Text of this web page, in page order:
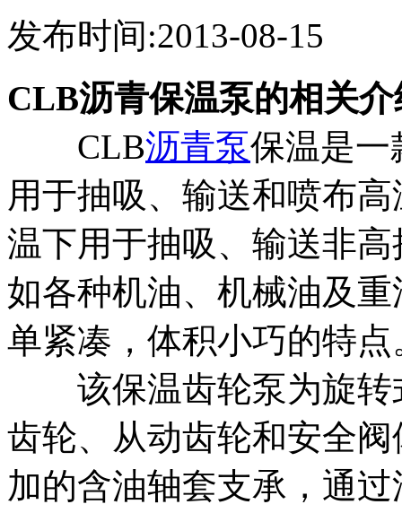
发布时间:2013-08-15
CLB沥青保温泵的相关介
CLB沥青泵保温是一
用于抽吸、输送和喷布
温下用于抽吸、输送非
如各种机油、机械油及
单紧凑，体积小巧的特点
该保温齿轮泵为旋转
齿轮、从动齿轮和安全
加的含油轴套支承，通